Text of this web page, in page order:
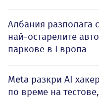
Албания разполага
най-остарелите
паркове в Европа
Meta разкри AI
по време на